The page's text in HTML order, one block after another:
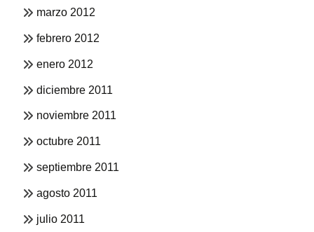
marzo 2012
febrero 2012
enero 2012
diciembre 2011
noviembre 2011
octubre 2011
septiembre 2011
agosto 2011
julio 2011